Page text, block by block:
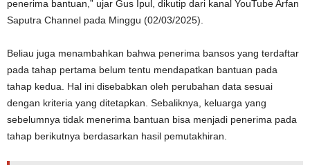
penerima bantuan,” ujar Gus Ipul, dikutip dari kanal YouTube Arfan
Saputra Channel pada Minggu (02/03/2025).
Beliau juga menambahkan bahwa penerima bansos yang terdaftar
pada tahap pertama belum tentu mendapatkan bantuan pada
tahap kedua. Hal ini disebabkan oleh perubahan data sesuai
dengan kriteria yang ditetapkan. Sebaliknya, keluarga yang
sebelumnya tidak menerima bantuan bisa menjadi penerima pada
tahap berikutnya berdasarkan hasil pemutakhiran.